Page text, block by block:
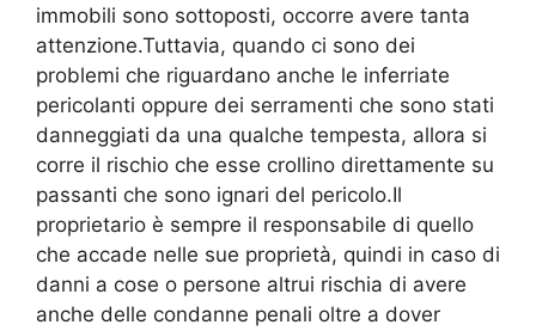
immobili sono sottoposti, occorre avere tanta
attenzione.Tuttavia, quando ci sono dei
problemi che riguardano anche le inferriate
pericolanti oppure dei serramenti che sono stati
danneggiati da una qualche tempesta, allora si
corre il rischio che esse crollino direttamente su
passanti che sono ignari del pericolo.Il
proprietario è sempre il responsabile di quello
che accade nelle sue proprietà, quindi in caso di
danni a cose o persone altrui rischia di avere
anche delle condanne penali oltre a dover